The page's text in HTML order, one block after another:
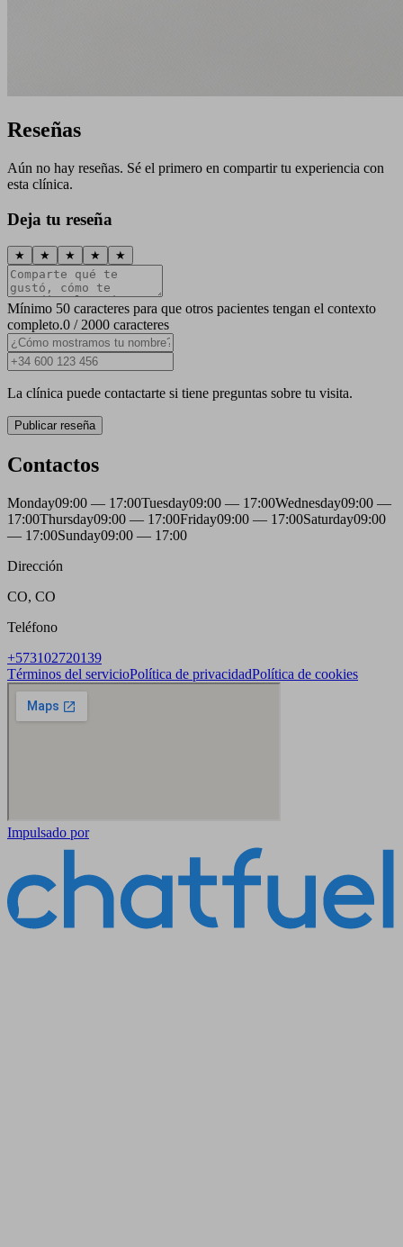
Reseñas
Aún no hay reseñas. Sé el primero en compartir tu experiencia con
esta clínica.
Deja tu reseña
★ ★ ★ ★ ★
Mínimo 50 caracteres para que otros pacientes tengan el contexto
completo.0 / 2000 caracteres
La clínica puede contactarte si tiene preguntas sobre tu visita.
Publicar reseña
Contactos
Monday09:00 — 17:00Tuesday09:00 — 17:00Wednesday09:00 —
17:00Thursday09:00 — 17:00Friday09:00 — 17:00Saturday09:00
— 17:00Sunday09:00 — 17:00
Dirección
CO, CO
Teléfono
+573102720139
Términos del servicioPolítica de privacidadPolítica de cookies
Impulsado por